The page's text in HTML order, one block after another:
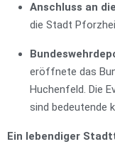
Anschluss an
die Stadt
eröffnete das
Huchenfeld. Die
sind bedeutende
Ein lebendiger